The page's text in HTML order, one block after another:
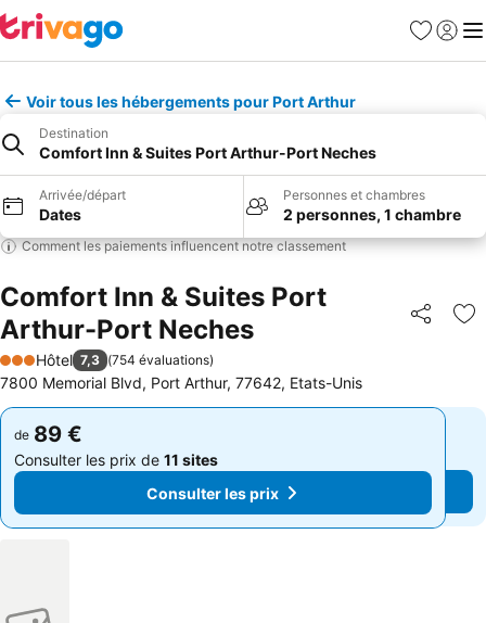
Favoris
Se
Voir tous les hébergements pour Port Arthur
Destination
Comfort Inn & Suites Port Arthur-Port Neches
Arrivée/départ
Dates
Personnes et chambres
2 personnes, 1 chambre
Comment les paiements influencent notre classement
Comfort Inn & Suites Port
Arthur-Port Neches
Partager
3 Étoiles
Hôtel 7,3 (754 évaluations)
7800 Memorial Blvd, Port Arthur, 77642, Etats-Unis
de 89 €
Consulter les prix de 11 sites
Consulter les prix
de 89 €
Consulter les prix de 11 sites
Consulter les prix